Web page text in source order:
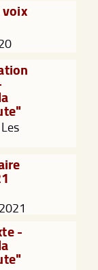
voix
-